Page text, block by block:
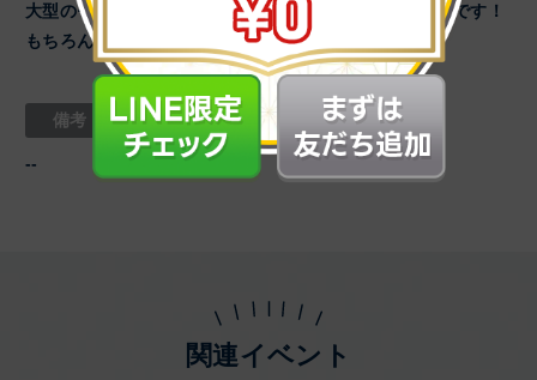
大型のモノや数が多い場合は【出張買取】も絶賛受付中です！
もちろんすべて無料査定！お気軽にお電話ください！
備考
--
関連イベント